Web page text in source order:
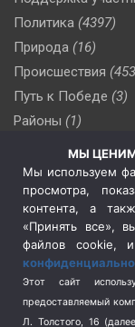
Политика (4397)
Природа (16)
Происшествия
Путь к Победе (3)
Районы (1)
(510)
Сельское
Социальная
Спецоперация в
Спецоперация на
Спорт (740)
Терроризм (1)
МЫ
Мы используем
просмотра,
контента, а
«Принять все»,
файлов cookie,
Этот сайт
предоставляемый
Л. Толстого, 16